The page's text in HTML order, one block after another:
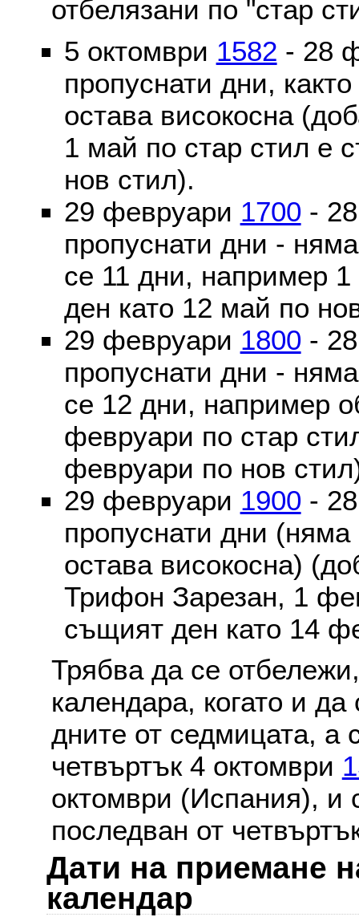
отбелязани по "стар
5 октомври 1582 - 28
пропуснати дни,
остава високосна
1 май по стар стил е
нов стил).
29 февруари 1700 -
пропуснати дни -
се 11 дни, например
ден като 12 май по
29 февруари 1800 -
пропуснати дни -
се 12 дни, например
февруари по стар
февруари по нов
29 февруари 1900 -
пропуснати дни
остава високосна)
Трифон Зарезан, 1
същият ден като 14
Трябва да се
календара, когато и
дните от седмицата, а
четвъртък 4 октомври
октомври (Испания), и
последван от
Дати на приемане
календар